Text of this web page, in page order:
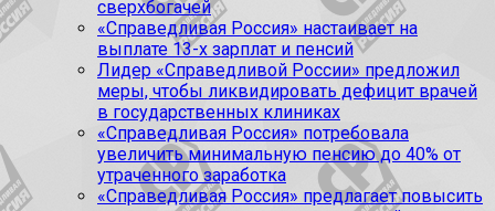
сверхбогачей
«Справедливая Россия» настаивает на
выплате 13-х зарплат и пенсий
Лидер «Справедливой России» предложил
меры, чтобы ликвидировать дефицит врачей
в государственных клиниках
«Справедливая Россия» потребовала
увеличить минимальную пенсию до 40% от
утраченного заработка
«Справедливая Россия» предлагает повысить